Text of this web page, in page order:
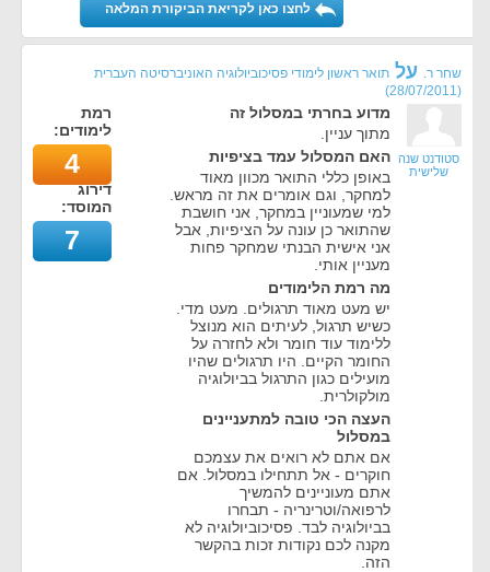
לחצו כאן לקריאת הביקורת המלאה
שחר ר. על תואר ראשון לימודי פסיכוביולוגיה האוניברסיטה העברית
(
28/07/2011
)
סטודנט שנה
שלישית
מדוע בחרתי במסלול זה
מתוך עניין.
האם המסלול עמד בציפיות
באופן כללי התואר מכוון מאוד
למחקר, וגם אומרים את זה מראש.
למי שמעוניין במחקר, אני חושבת
שהתואר כן עונה על הציפיות, אבל
אני אישית הבנתי שמחקר פחות
מעניין אותי.
מה רמת הלימודים
יש מעט מאוד תרגולים. מעט מדי.
כשיש תרגול, לעיתים הוא מנוצל
ללימוד עוד חומר ולא לחזרה על
החומר הקיים. היו תרגולים שהיו
מועילים כגון התרגול בביולוגיה
מולקולרית.
העצה הכי טובה למתעניינים
במסלול
אם אתם לא רואים את עצמכם
חוקרים - אל תתחילו במסלול. אם
אתם מעוניינים להמשיך
לרפואה/וטרינריה - תבחרו
בביולוגיה לבד. פסיכוביולוגיה לא
מקנה לכם נקודות זכות בהקשר
הזה.
רמת
לימודים:
4
דירוג
המוסד:
7